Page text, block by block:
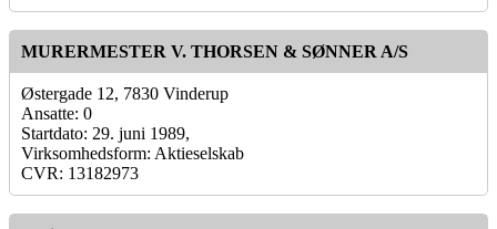
MURERMESTER V. THORSEN & SØNNER A/S
Østergade 12, 7830 Vinderup
Ansatte: 0
Startdato: 29. juni 1989,
Virksomhedsform: Aktieselskab
CVR: 13182973